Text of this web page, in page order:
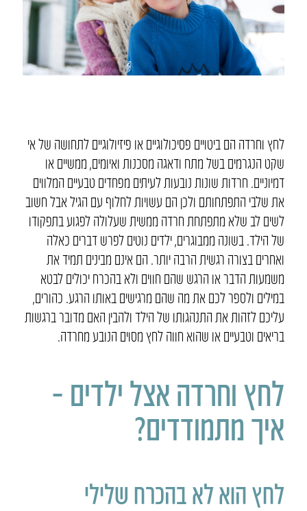
לחץ וחרדה הם ביטויים פסיכולוגיים או פיזיולוגיים לתחושה של אי
שקט הנגרמים בשל מתח ודאגה מסכנות ואיומים, ממשיים או
דמיוניים. חרדות שונות נובעות לעיתים מפחדים טבעיים המלווים
את שלבי התפתחותם ולכן הם עשויות לחלוף עם הגיל אבל חשוב
לשים לב שלא מתפתחת חרדה ממשית שעלולה לפגוע בתפקודו
של הילד. בשונה ממבוגרים, ילדים נוטים לפרש דברים כאלה
ואחרים בצורה רגשית הרבה יותר. הם אינם מבינים תמיד את
משמעות הדבר או הרגש שהם חווים ולא בהכרח יכולים לבטא
במילים ולספר לכם את מה שהם מרגישים באותו הרגע. כהורים,
עליכם לזהות את התנהגותו של הילד ולהבין האם מדובר ברגשות
בריאים וטבעיים או שהוא חווה לחץ מסוים הנובע מחרדה.
לחץ וחרדה אצל ילדים –
איך מתמודדים?
לחץ הוא לא בהכרח שלילי